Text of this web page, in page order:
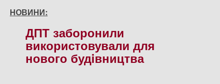
НОВИНИ:
ДПТ заборонили
використовували для
нового будiвництва